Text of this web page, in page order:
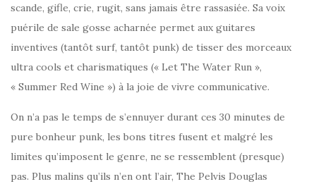
scande, gifle, crie, rugit, sans jamais être rassasiée. Sa voix
puérile de sale gosse acharnée permet aux guitares
inventives (tantôt surf, tantôt punk) de tisser des morceaux
ultra cools et charismatiques (« Let The Water Run »,
« Summer Red Wine ») à la joie de vivre communicative.
On n’a pas le temps de s’ennuyer durant ces 30 minutes de
pure bonheur punk, les bons titres fusent et malgré les
limites qu’imposent le genre, ne se ressemblent (presque)
pas. Plus malins qu’ils n’en ont l’air, The Pelvis Douglas